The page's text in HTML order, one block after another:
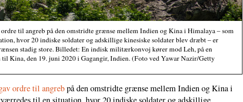
til angreb på den omstridte grænse mellem Indien og Kina i Himalaya – som
hvor 20 indiske soldater og adskillige kinesiske soldater blev dræbt – er
stadig store. Billedet: En indisk militærkonvoj kører mod Leh, på en
Kina, den 19. juni 2020 i Gagangir, Indien. (Foto ved Yawar Nazir/Getty
ordre til angrebpå den omstridte grænse mellem Indien og Kina i